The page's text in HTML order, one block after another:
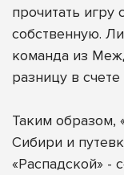
прочитать игру
собственную.
команда из
разницу в счете
Таким образом,
Сибири и
«Распадской» -